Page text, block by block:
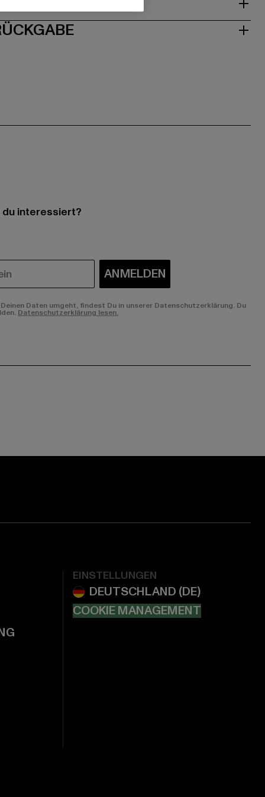
interessiert?
ANMELDEN
Daten umgeht, findest Du in unserer Datenschutzerklärung. Du
Datenschutzerklärung lesen.
EINSTELLUNGEN
COOKIE MANAGEMENT